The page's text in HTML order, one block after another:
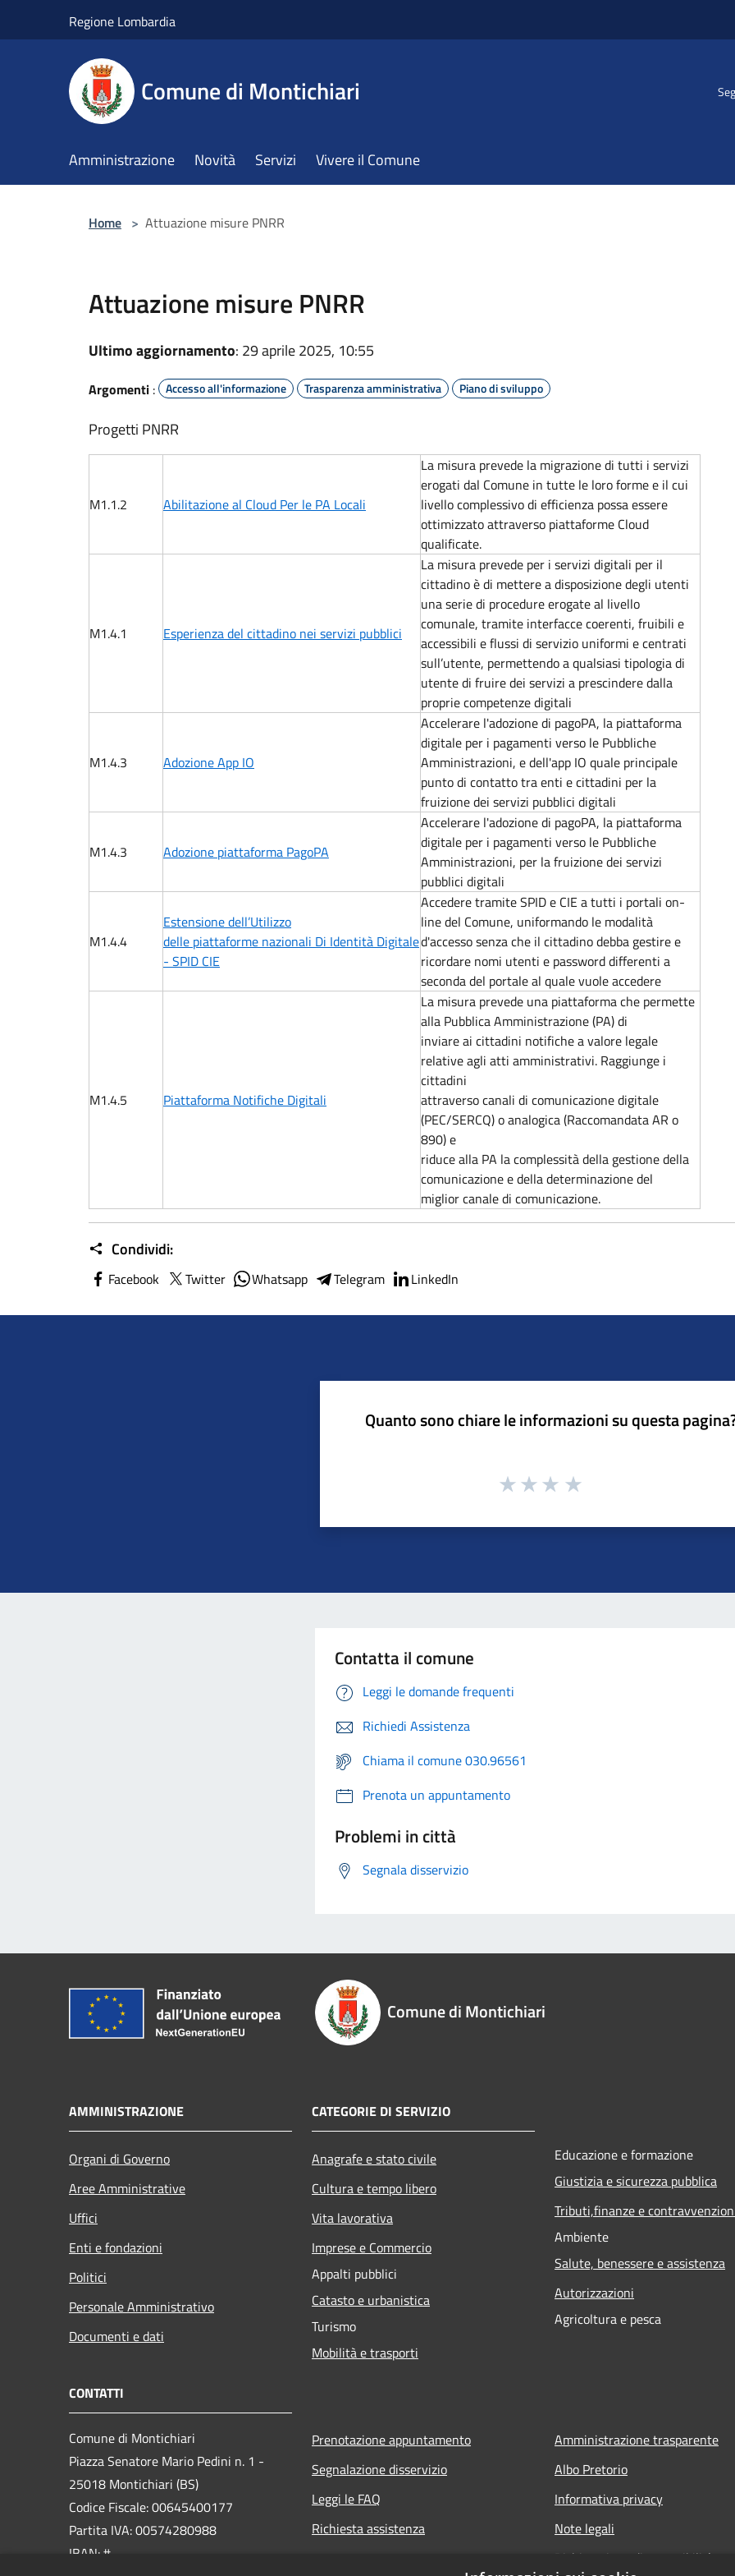
Regione Lombardia
Comune di Montichiari
Amministrazione Novità Servizi Vivere il Comune
Home > Attuazione misure PNRR
Attuazione misure PNRR
Ultimo aggiornamento: 29 aprile 2025, 10:55
Argomenti : Accesso all'informazione Trasparenza amministrativa Piano di sviluppo
Progetti PNRR
M1.1.2 Abilitazione al Cloud Per le PA Locali
La misura prevede la migrazione di tutti i servizi
erogati dal Comune in tutte le loro forme e il cui
livello complessivo di efficienza possa essere
ottimizzato attraverso piattaforme Cloud
qualificate.
M1.4.1 Esperienza del cittadino nei servizi pubblici
La misura prevede per i servizi digitali per il
cittadino è di mettere a disposizione degli utenti
una serie di procedure erogate al livello
comunale, tramite interfacce coerenti, fruibili e
accessibili e flussi di servizio uniformi e centrati
sull’utente, permettendo a qualsiasi tipologia di
utente di fruire dei servizi a prescindere dalla
proprie competenze digitali
M1.4.3 Adozione App IO
Accelerare l'adozione di pagoPA, la piattaforma
digitale per i pagamenti verso le Pubbliche
Amministrazioni, e dell'app IO quale principale
punto di contatto tra enti e cittadini per la
fruizione dei servizi pubblici digitali
M1.4.3 Adozione piattaforma PagoPA
Accelerare l'adozione di pagoPA, la piattaforma
digitale per i pagamenti verso le Pubbliche
Amministrazioni, per la fruizione dei servizi
pubblici digitali
M1.4.4
Estensione dell’Utilizzo
delle piattaforme nazionali Di Identità Digitale
- SPID CIE
Accedere tramite SPID e CIE a tutti i portali on-
line del Comune, uniformando le modalità
d'accesso senza che il cittadino debba gestire e
ricordare nomi utenti e password differenti a
seconda del portale al quale vuole accedere
M1.4.5 Piattaforma Notifiche Digitali
La misura prevede una piattaforma che permette
alla Pubblica Amministrazione (PA) di
inviare ai cittadini notifiche a valore legale
relative agli atti amministrativi. Raggiunge i
cittadini
attraverso canali di comunicazione digitale
(PEC/SERCQ) o analogica (Raccomandata AR o
890) e
riduce alla PA la complessità della gestione della
comunicazione e della determinazione del
miglior canale di comunicazione.
Condividi:
Facebook Twitter Whatsapp Telegram LinkedIn
Quanto sono chiare le informazioni su questa
Contatta il comune
Leggi le domande frequenti
Richiedi Assistenza
Chiama il comune 030.96561
Prenota un appuntamento
Problemi in città
Segnala disservizio
Comune di Montichiari
AMMINISTRAZIONE
Organi di Governo
Aree Amministrative
Uffici
Enti e fondazioni
Politici
Personale Amministrativo
Documenti e dati
CATEGORIE DI SERVIZIO
Anagrafe e stato civile
Cultura e tempo libero
Vita lavorativa
Imprese e Commercio
Appalti pubblici
Catasto e urbanistica
Turismo
Mobilità e trasporti
Educazione e formazione
Giustizia e sicurezza pubblica
Tributi,finanze e
Ambiente
Salute, benessere e assistenza
Autorizzazioni
Agricoltura e pesca
CONTATTI
Comune di Montichiari
Piazza Senatore Mario Pedini n. 1 -
25018 Montichiari (BS)
Codice Fiscale: 00645400177
Partita IVA: 00574280988
IBAN: #
Prenotazione appuntamento
Segnalazione disservizio
Leggi le FAQ
Richiesta assistenza
Amministrazione trasparente
Albo Pretorio
Informativa privacy
Note legali
Dichiarazione di accessibilità